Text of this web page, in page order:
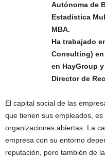
Autónoma de
Estadística
MBA.
Ha trabajado
Consulting) en
en HayGroup
Director de
El capital social de las
que tienen sus empleados,
organizaciones abiertas. La
empresa con su entorno
reputación, pero también de